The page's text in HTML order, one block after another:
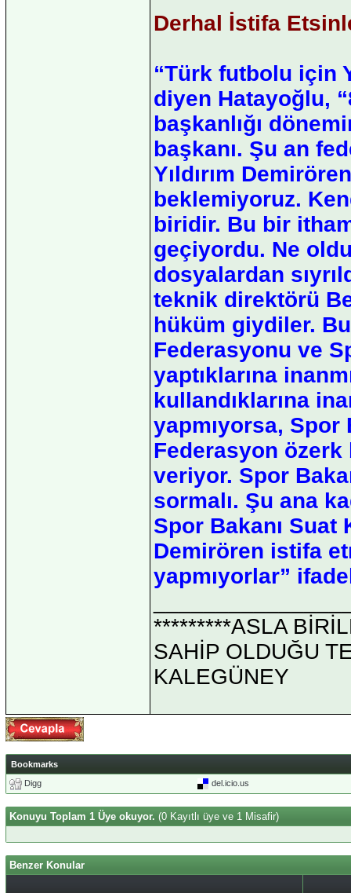
Derhal İstifa
“Türk futbolu için
diyen Hatayoğlu,
başkanlığı
başkanı. Şu an
Yıldırım
beklemiyoruz.
biridir. Bu bir
geçiyordu. Ne
dosyalardan
teknik direktörü
hüküm giydiler.
Federasyonu ve
yaptıklarına
kullandıklarına
yapmıyorsa, Spor
Federasyon özerk
veriyor. Spor
sormalı. Şu ana
Spor Bakanı Suat
Demirören istifa
yapmıyorlar”
*********ASLA
SAHİP OLDUĞU
KALEGÜNEY
Bookmarks
Digg
del.icio.us
Konuyu Toplam 1 Üye okuyor. (0 Kayıtlı üye ve 1 Misafir)
Benzer Konular